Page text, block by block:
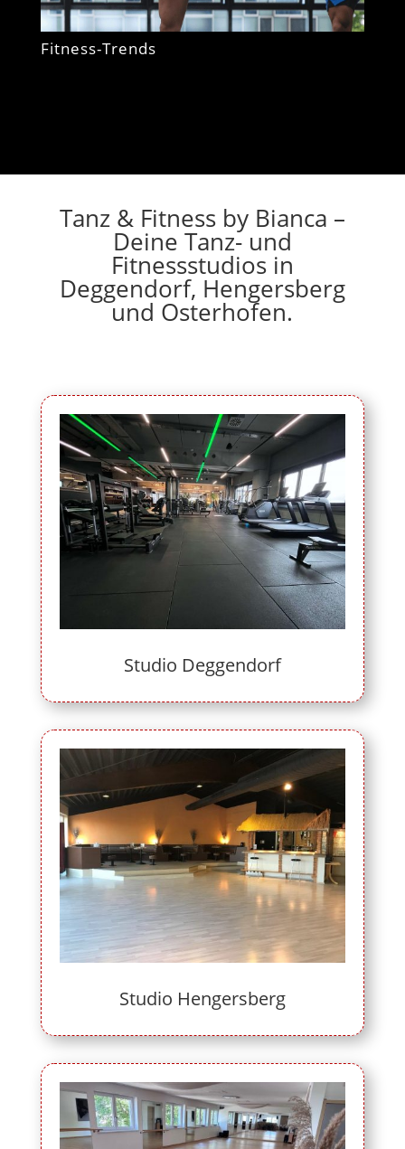
Fitness-Trends
Tanz & Fitness by Bianca –
Deine Tanz- und
Fitnessstudios in
Deggendorf, Hengersberg
und Osterhofen.
Studio Deggendorf
Studio Hengersberg